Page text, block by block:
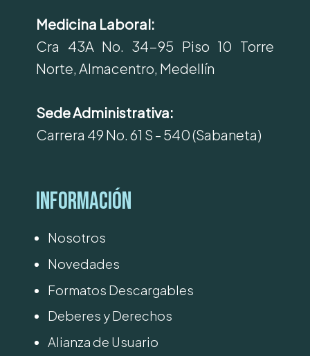
Medicina Laboral:
Cra 43A No. 34-95 Piso 10 Torre
Norte, Almacentro, Medellín
Sede Administrativa:
Carrera 49 No. 61 S - 540 (Sabaneta)
Información
Nosotros
Novedades
Formatos Descargables
Deberes y Derechos
Alianza de Usuario